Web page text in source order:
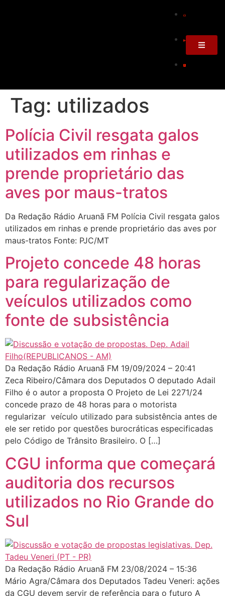
Tag: utilizados
Polícia Civil resgata galos
utilizados em rinhas e
prende proprietário das
aves por maus-tratos
Da Redação Rádio Aruanã FM Polícia Civil resgata galos
utilizados em rinhas e prende proprietário das aves por
maus-tratos Fonte: PJC/MT
Projeto concede 48 horas
para regularização de
veículos utilizados como
fonte de subsistência
Da Redação Rádio Aruanã FM 19/09/2024 – 20:41
Zeca Ribeiro/Câmara dos Deputados O deputado Adail
Filho é o autor a proposta O Projeto de Lei 2271/24
concede prazo de 48 horas para o motorista
regularizar veículo utilizado para subsistência antes de
ele ser retido por questões burocráticas especificadas
pelo Código de Trânsito Brasileiro. O […]
CGU informa que começará
auditoria dos recursos
utilizados no Rio Grande do
Sul
Da Redação Rádio Aruanã FM 23/08/2024 – 15:36
Mário Agra/Câmara dos Deputados Tadeu Veneri: ações
da CGU devem servir de referência para o futuro A